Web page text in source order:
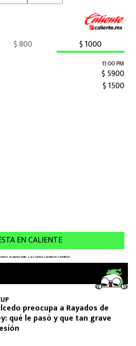
preocupa a Rayados de
qué le pasó y que tan grave